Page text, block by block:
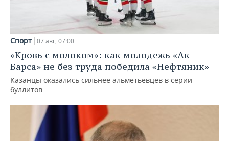
Спорт 07 авг, 07:00
«Кровь с молоком»: как молодежь «Ак
Барса» не без труда победила «Нефтяник»
Казанцы оказались сильнее альметьевцев в серии
буллитов